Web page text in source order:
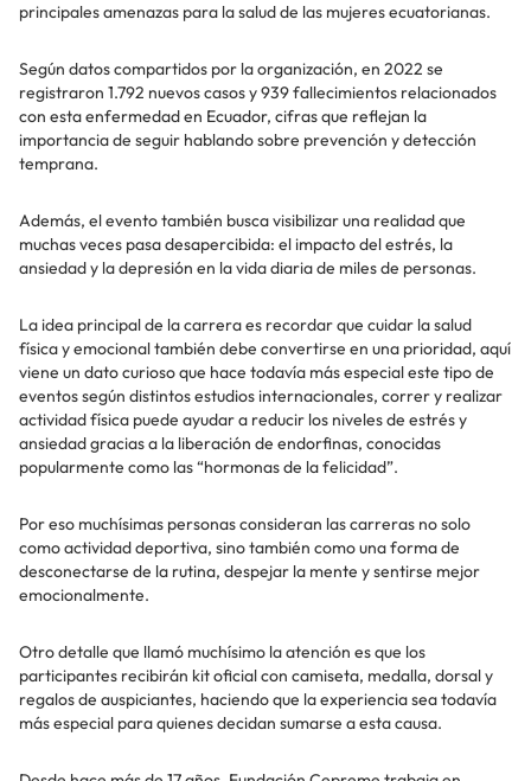
principales amenazas para la salud de las mujeres ecuatorianas.
Según datos compartidos por la organización, en 2022 se
registraron 1.792 nuevos casos y 939 fallecimientos relacionados
con esta enfermedad en Ecuador, cifras que reflejan la
importancia de seguir hablando sobre prevención y detección
temprana.
Además, el evento también busca visibilizar una realidad que
muchas veces pasa desapercibida: el impacto del estrés, la
ansiedad y la depresión en la vida diaria de miles de personas.
La idea principal de la carrera es recordar que cuidar la salud
física y emocional también debe convertirse en una prioridad, aquí
viene un dato curioso que hace todavía más especial este tipo de
eventos según distintos estudios internacionales, correr y realizar
actividad física puede ayudar a reducir los niveles de estrés y
ansiedad gracias a la liberación de endorfinas, conocidas
popularmente como las “hormonas de la felicidad”.
Por eso muchísimas personas consideran las carreras no solo
como actividad deportiva, sino también como una forma de
desconectarse de la rutina, despejar la mente y sentirse mejor
emocionalmente.
Otro detalle que llamó muchísimo la atención es que los
participantes recibirán kit oficial con camiseta, medalla, dorsal y
regalos de auspiciantes, haciendo que la experiencia sea todavía
más especial para quienes decidan sumarse a esta causa.